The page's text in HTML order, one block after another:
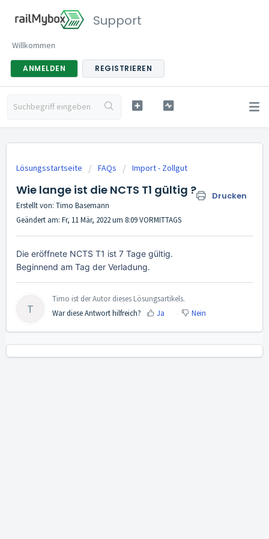
Support
Willkommen
ANMELDEN REGISTRIEREN
Lösungsstartseite FAQs Import - Zollgut
Wie lange ist die NCTS T1 gültig ? Drucken
Erstellt von: Timo Basemann
Geändert am: Fr, 11 Mär, 2022 um 8:09 VORMITTAGS
Die eröffnete NCTS T1 ist 7 Tage gültig.
Beginnend am Tag der Verladung.
T
Timo ist der Autor dieses Lösungsartikels.
War diese Antwort hilfreich?
Ja Nein